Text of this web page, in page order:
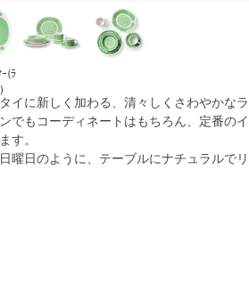
(ﾗ
イに新しく加わる、清々しくさわやかな
でもコーディネートはもちろん、定番の
す。
曜日のように、テーブルにナチュラルで